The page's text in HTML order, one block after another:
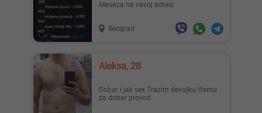
Masaza na vasoj adresi
Beograd
Aleksa, 28
Dobar i jak sex Trazim devojku/damu
za dobar provod